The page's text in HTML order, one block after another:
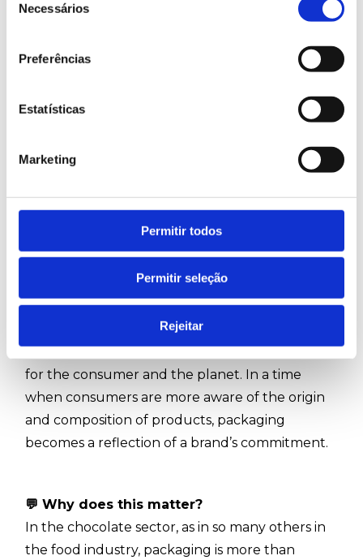
Necessários
Preferências
Estatísticas
Marketing
Permitir todos
Permitir seleção
Rejeitar
recommended photoinitiator list, and meets
✔️ TampaTex TPX
• Dispensing closures
Perfect for manufacturers who demand
🌍Sustainability, safety, and differentiation
Choosing certified and safe inks is not just a
legal requirement — it’s a way to show respect
for the consumer and the planet. In a time
when consumers are more aware of the origin
and composition of products, packaging
becomes a reflection of a brand’s commitment.
💬 Why does this matter?
In the chocolate sector, as in so many others in
the food industry, packaging is more than